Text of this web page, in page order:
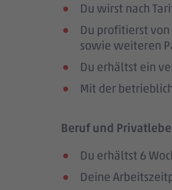
Du wirst nach
Du profitierst von
sowie weiteren
Du erhältst ein
Mit der
Beruf und
Du erhältst 6
Deine